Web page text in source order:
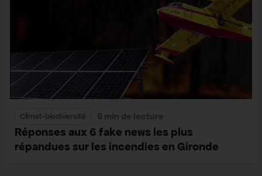
Climat-biodiversité 6 min de lecture
Réponses aux 6 fake news les plus
répandues sur les incendies en Gironde